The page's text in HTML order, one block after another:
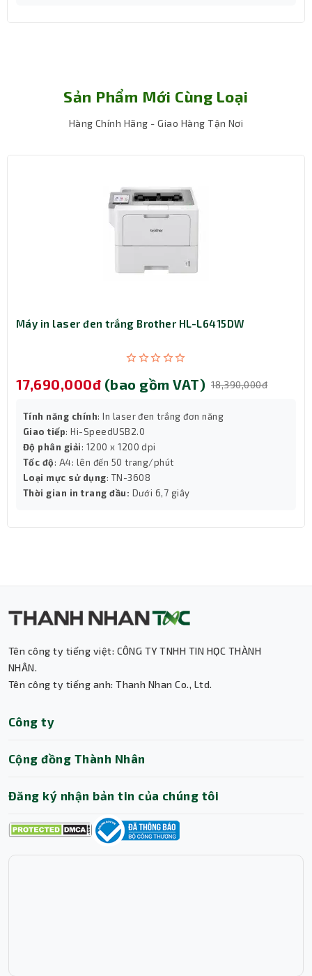
Sản Phẩm Mới Cùng Loại
Hàng Chính Hãng - Giao Hàng Tận Nơi
Máy in laser đen trắng Brother HL-L6415DW
17,690,000đ (bao gồm VAT) 18,390,000đ
Tính năng chính: In laser đen trắng đơn năng
Giao tiếp: Hi-SpeedUSB2.0
Độ phân giải: 1200 x 1200 dpi
Tốc độ: A4: lên đến 50 trang/phút
Loại mực sử dụng: TN-3608
Thời gian in trang đầu: Dưới 6,7 giây
Tên công ty tiếng việt: CÔNG TY TNHH TIN HỌC THÀNH
NHÂN.
Tên công ty tiếng anh: Thanh Nhan Co., Ltd.
Công ty
Cộng đồng Thành Nhân
Đăng ký nhận bản tin của chúng tôi